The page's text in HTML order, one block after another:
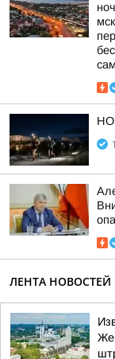
ЛЕНТА НОВОСТЕЙ